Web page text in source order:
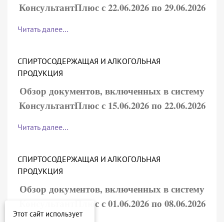
КонсультантПлюс с 22.06.2026 по 29.06.2026
Читать далее…
СПИРТОСОДЕРЖАЩАЯ И АЛКОГОЛЬНАЯ
ПРОДУКЦИЯ
Обзор документов, включенных в систему
КонсультантПлюс с 15.06.2026 по 22.06.2026
Читать далее…
СПИРТОСОДЕРЖАЩАЯ И АЛКОГОЛЬНАЯ
ПРОДУКЦИЯ
Обзор документов, включенных в систему
КонсультантПлюс с 01.06.2026 по 08.06.2026
Этот сайт использует